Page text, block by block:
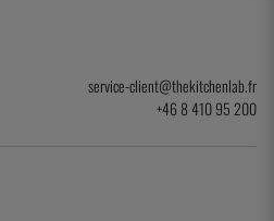
service-client@thekitchenlab.fr
+46 8 410 95 200